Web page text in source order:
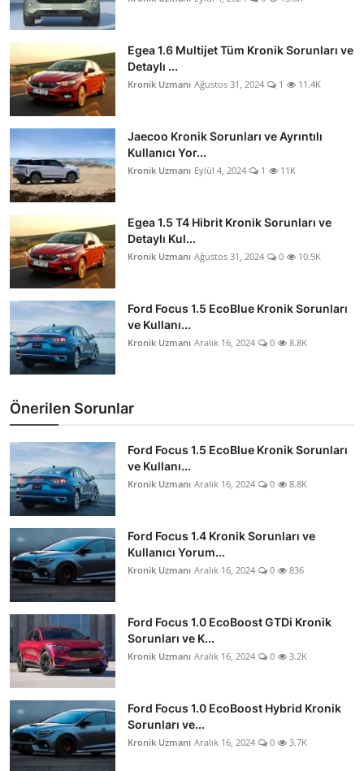
Egea 1.6 Multijet Tüm Kronik Sorunları ve
Detaylı ...
Kronik Uzmanı Ağustos 31, 2024 1 11.4K
Jaecoo Kronik Sorunları ve Ayrıntılı
Kullanıcı Yor...
Kronik Uzmanı Eylül 4, 2024 1 11K
Egea 1.5 T4 Hibrit Kronik Sorunları ve
Detaylı Kul...
Kronik Uzmanı Ağustos 31, 2024 0 10.5K
Ford Focus 1.5 EcoBlue Kronik Sorunları
ve Kullanı...
Kronik Uzmanı Aralık 16, 2024 0 8.8K
Önerilen Sorunlar
Ford Focus 1.5 EcoBlue Kronik Sorunları
ve Kullanı...
Kronik Uzmanı Aralık 16, 2024 0 8.8K
Ford Focus 1.4 Kronik Sorunları ve
Kullanıcı Yorum...
Kronik Uzmanı Aralık 16, 2024 0 836
Ford Focus 1.0 EcoBoost GTDi Kronik
Sorunları ve K...
Kronik Uzmanı Aralık 16, 2024 0 3.2K
Ford Focus 1.0 EcoBoost Hybrid Kronik
Sorunları ve...
Kronik Uzmanı Aralık 16, 2024 0 3.7K